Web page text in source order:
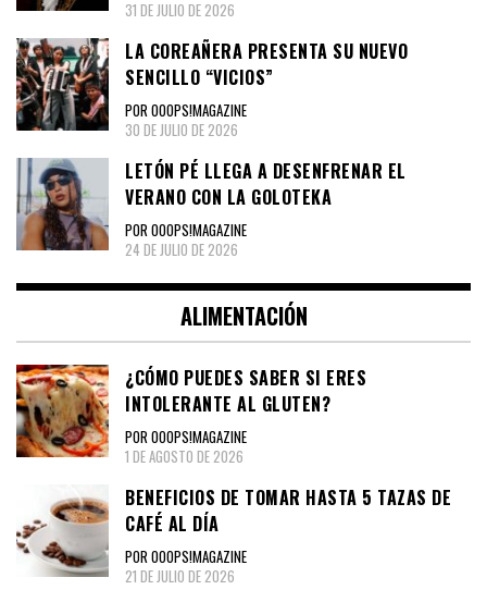
31 DE JULIO DE 2026
LA COREAÑERA PRESENTA SU NUEVO
SENCILLO “VICIOS”
POR OOOPS!MAGAZINE
30 DE JULIO DE 2026
LETÓN PÉ LLEGA A DESENFRENAR EL
VERANO CON LA GOLOTEKA
POR OOOPS!MAGAZINE
24 DE JULIO DE 2026
ALIMENTACIÓN
¿CÓMO PUEDES SABER SI ERES
INTOLERANTE AL GLUTEN?
POR OOOPS!MAGAZINE
1 DE AGOSTO DE 2026
BENEFICIOS DE TOMAR HASTA 5 TAZAS DE
CAFÉ AL DÍA
POR OOOPS!MAGAZINE
21 DE JULIO DE 2026